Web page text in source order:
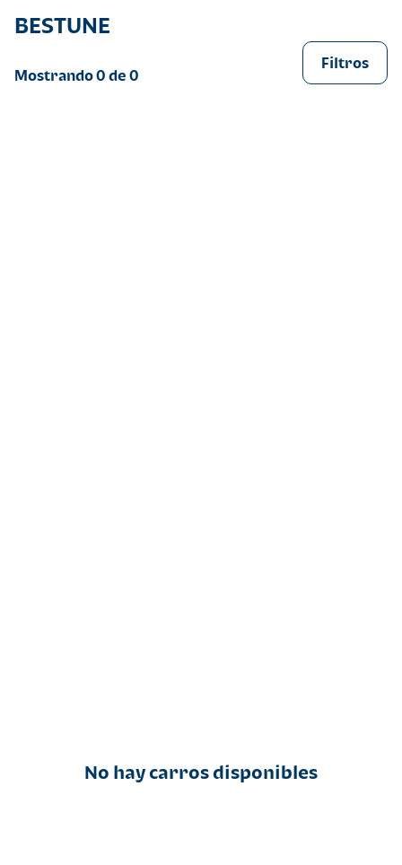
BESTUNE
Mostrando0 de 0
Filtros
No hay carros disponibles